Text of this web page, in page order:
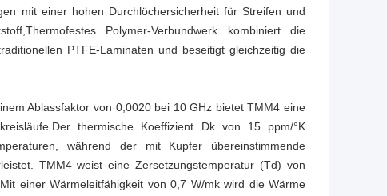
mit einer hohen Durchlöchersicherheit für Streifen und
Polymer-Verbundwerk kombiniert die
PTFE-Laminaten und beseitigt gleichzeitig die
Ablassfaktor von 0,0020 bei 10 GHz bietet TMM4 eine
thermische Koeffizient Dk von 15 ppm/°K
während der mit Kupfer übereinstimmende
TMM4 weist eine Zersetzungstemperatur (Td) von
einer Wärmeleitfähigkeit von 0,7 W/mk wird die Wärme